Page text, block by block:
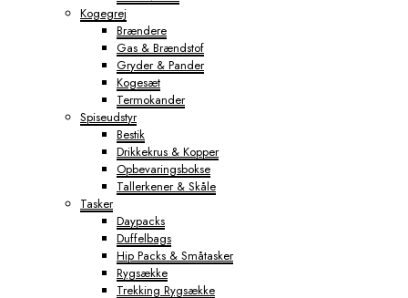
Kogegrej
Brændere
Gas & Brændstof
Gryder & Pander
Kogesæt
Termokander
Spiseudstyr
Bestik
Drikkekrus & Kopper
Opbevaringsbokse
Tallerkener & Skåle
Tasker
Daypacks
Duffelbags
Hip Packs & Småtasker
Rygsække
Trekking Rygsække